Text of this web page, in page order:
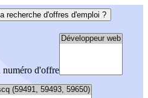
recherche d'offres d'emploi ?
numéro d'offre